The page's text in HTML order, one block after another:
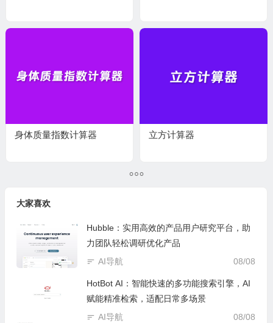
身体质量指数计算器 立方计算器
大家喜欢
Hubble：实用高效的产品用户研究平台，助
力团队轻松调研优化产品
08/08
AI导航
HotBot AI：智能快速的多功能搜索引擎，AI
赋能精准检索，适配日常多场景
08/08
AI导航